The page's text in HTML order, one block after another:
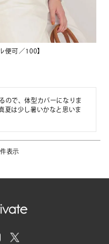
便可／100】
ので、体型カバーになりま
夏は少し暑いかなと思いま
件表示